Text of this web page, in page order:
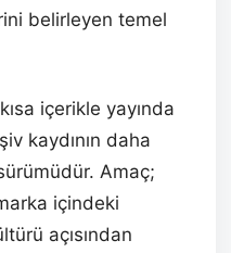
belirleyen temel
içerikle yayında
kaydının daha
Amaç;
içindeki
açısından